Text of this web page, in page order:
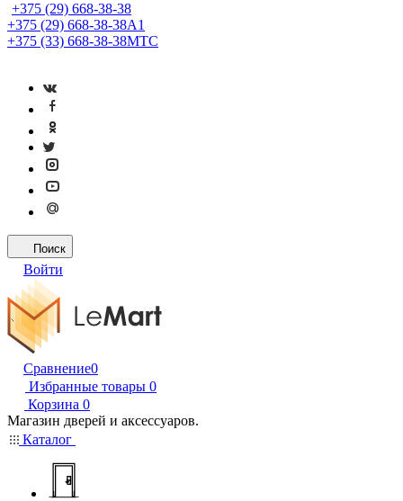
+375 (29) 668-38-38
+375 (29) 668-38-38A1
+375 (33) 668-38-38МТС
Поиск
Войти
Сравнение0
Избранные товары 0
Корзина 0
Магазин дверей и аксессуаров.
Каталог